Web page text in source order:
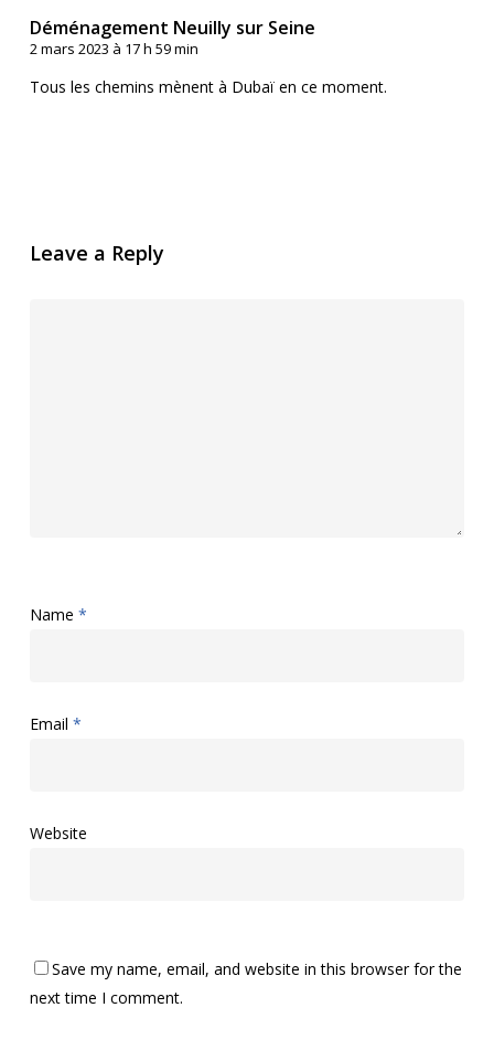
Déménagement Neuilly sur Seine
2 mars 2023 à 17 h 59 min
Tous les chemins mènent à Dubaï en ce moment.
Leave a Reply
Name *
Email *
Website
Save my name, email, and website in this browser for the
next time I comment.